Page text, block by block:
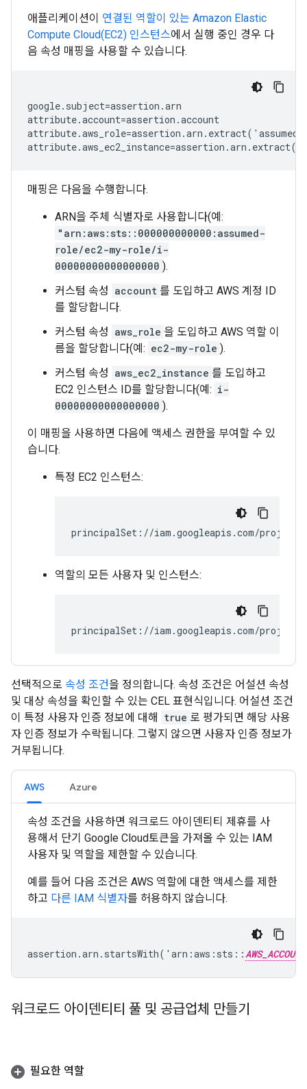
애플리케이션이 연결된 역할이 있는 Amazon Elastic
Compute Cloud(EC2) 인스턴스에서 실행 중인 경우 다
음 속성 매핑을 사용할 수 있습니다.
google.subject=assertion.arn
attribute.account=assertion.account
매핑은 다음을 수행합니다.
ARN을 주체 식별자로 사용합니다(예:
"arn:aws:sts::000000000000:assumed-
role/ec2-my-role/i-
00000000000000000 ).
커스텀 속성 account 를 도입하고 AWS 계정 ID
를 할당합니다.
커스텀 속성 aws_role 을 도입하고 AWS 역할 이
름을 할당합니다(예: ec2-my-role ).
커스텀 속성 aws_ec2_instance 를 도입하고
EC2 인스턴스 ID를 할당합니다(예: i-
00000000000000000 ).
이 매핑을 사용하면 다음에 액세스 권한을 부여할 수 있
습니다.
특정 EC2 인스턴스:
principalSet://iam.googleapis.com/
역할의 모든 사용자 및 인스턴스:
principalSet://iam.googleapis.com/
선택적으로 속성 조건을 정의합니다. 속성 조건은 어설션 속성
및 대상 속성을 확인할 수 있는 CEL 표현식입니다. 어설션 조건
이 특정 사용자 인증 정보에 대해
true 로 평가되면 해당 사용
자 인증 정보가 수락됩니다. 그렇지 않으면 사용자 인증 정보가
거부됩니다.
AWS Azure
속성 조건을 사용하면 워크로드 아이덴티티 제휴를 사
용해서 단기 Google Cloud토큰을 가져올 수 있는 IAM
사용자 및 역할을 제한할 수 있습니다.
예를 들어 다음 조건은 AWS 역할에 대한 액세스를 제한
하고 다른 IAM 식별자를 허용하지 않습니다.
assertion.arn.startsWith('arn:aws:sts::
워크로드 아이덴티티 풀 및 공급업체 만들기
필요한 역할